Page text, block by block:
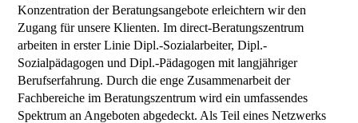
Konzentration der Beratungsangebote erleichtern wir den
Zugang für unsere Klienten. Im direct-Beratungszentrum
arbeiten in erster Linie Dipl.-Sozialarbeiter, Dipl.-
Sozialpädagogen und Dipl.-Pädagogen mit langjähriger
Berufserfahrung. Durch die enge Zusammenarbeit der
Fachbereiche im Beratungszentrum wird ein umfassendes
Spektrum an Angeboten abgedeckt. Als Teil eines Netzwerks